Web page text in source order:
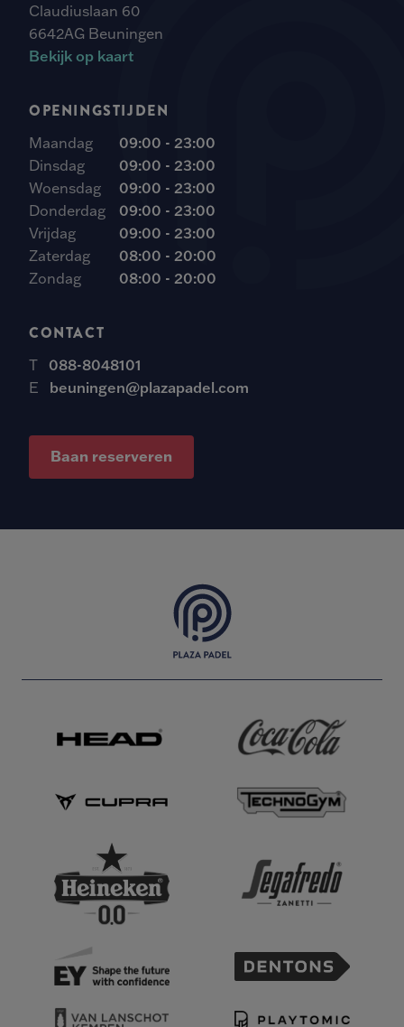
Claudiuslaan 60
6642AG Beuningen
Bekijk op kaart
OPENINGSTIJDEN
Maandag
09:00 - 23:00
Dinsdag
09:00 - 23:00
Woensdag
09:00 - 23:00
Donderdag
09:00 - 23:00
Vrijdag
09:00 - 23:00
Zaterdag
08:00 - 20:00
Zondag
08:00 - 20:00
CONTACT
T 088-8048101
E
beuningen@plazapadel.com
Baan reserveren